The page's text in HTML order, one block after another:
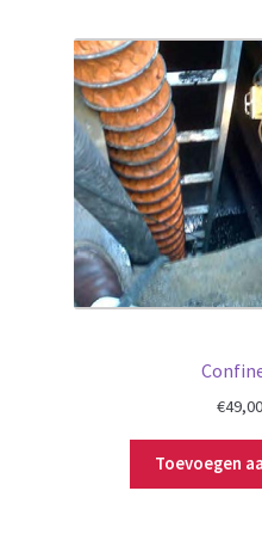
€49,00
Toevoegen